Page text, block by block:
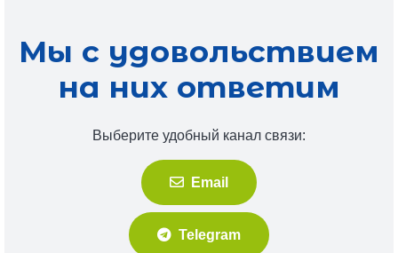
Мы с удовольствием
на них ответим
Выберите удобный канал связи:
Email
Telegram